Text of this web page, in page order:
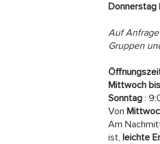
Donnerstag
Auf
Gruppen
Mittwoch
Sonntag :
Von
Am
ist, leichte